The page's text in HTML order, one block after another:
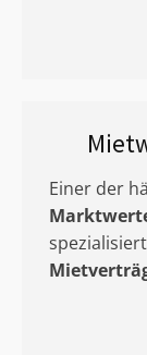
Einer der